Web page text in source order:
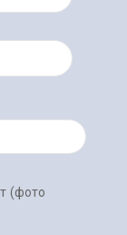
(фото